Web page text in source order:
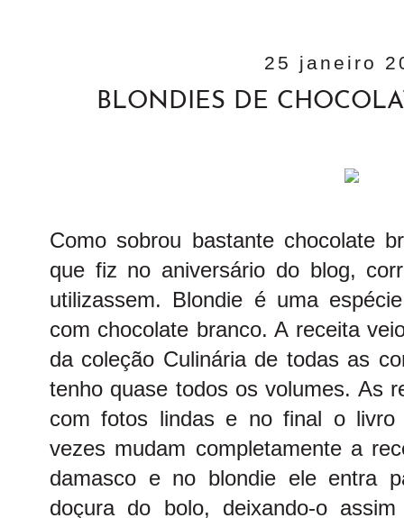
25 janeiro
BLONDIES DE
Como sobrou bastante chocolate
que fiz no aniversário do blog,
utilizassem. Blondie é uma
com chocolate branco. A receita
da coleção Culinária de todas as
tenho quase todos os volumes. As
com fotos lindas e no final o livro
vezes mudam completamente a
damasco e no blondie ele entra
doçura do bolo, deixando-o